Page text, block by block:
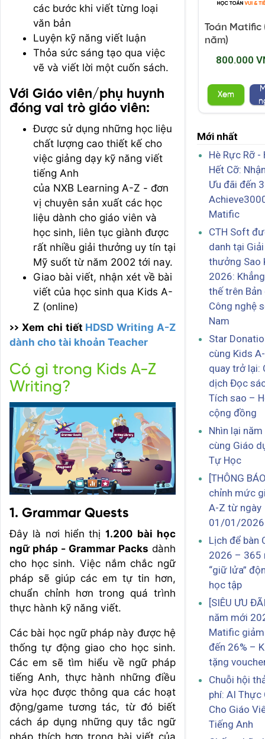
các bước khi viết từng loại
văn bản
Luyện kỹ năng viết luận
Thỏa sức sáng tạo qua việc
vẽ và viết lời một cuốn sách.
Với Giáo viên/phụ huynh
đóng vai trò giáo viên:
Được sử dụng những học liệu
chất lượng cao thiết kế cho
việc giảng dạy kỹ năng viết
tiếng Anh
của NXB Learning A-Z - đơn
vị chuyên sản xuất các học
liệu dành cho giáo viên và
học sinh, liên tục giành được
rất nhiều giải thưởng uy tín tại
Mỹ suốt từ năm 2002 tới nay.
Giao bài viết, nhận xét về bài
viết của học sinh qua Kids A-
Z (online)
>> Xem chi tiết HDSD Writing A-Z
dành cho tài khoản Teacher
Có gì trong Kids A-Z
Writing?
1. Grammar Quests
Đây là nơi hiển thị1.200 bài học
ngữ pháp - Grammar Packs dành
cho học sinh. Việc nắm chắc ngữ
pháp sẽ giúp các em tự tin hơn,
chuẩn chỉnh hơn trong quá trình
thực hành kỹ năng viết.
Các bài học ngữ pháp này được hệ
thống tự động giao cho học sinh.
Các em sẽ tìm hiểu về ngữ pháp
tiếng Anh, thực hành những điều
vừa học được thông qua các hoạt
động/game tương tác, từ đó biết
cách áp dụng những quy tắc ngữ
pháp thích hợp trong bài viết của
Toán Matific
năm)
800.000
Xem
Mới nhất
Hè Rực Rỡ -
Hết Cỡ:
Ưu đãi đến
Matific
CTH Soft
danh tại Giải
thưởng Sao
2026:
thế trên Bản
Công nghệ
Nam
Star
cùng Kids
quay trở lại:
dịch Đọc
Tích sao –
cộng đồng
Nhìn lại
cùng Giáo
Tự Học
[THÔNG
chỉnh mức
A-Z từ ngày
01/01/2026
Lịch để bàn
2026 – 365
“giữ lửa”
học tập
[SIÊU ƯU
năm mới
Matific
đến 26% –
tặng
Chuỗi hội
phí: AI Thực
Cho Giáo
Tiếng Anh